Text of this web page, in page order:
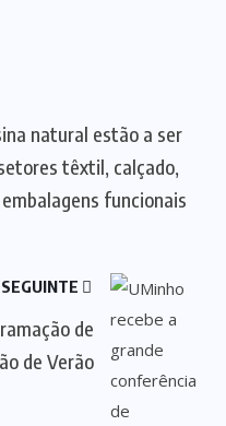
natural estão a ser
têxtil, calçado,
funcionais
SEGUINTE
de
de Verão